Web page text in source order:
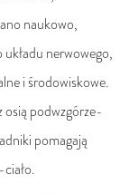
naukowo,
nerwowego,
i środowiskowe.
osią podwzgórze-
pomagają